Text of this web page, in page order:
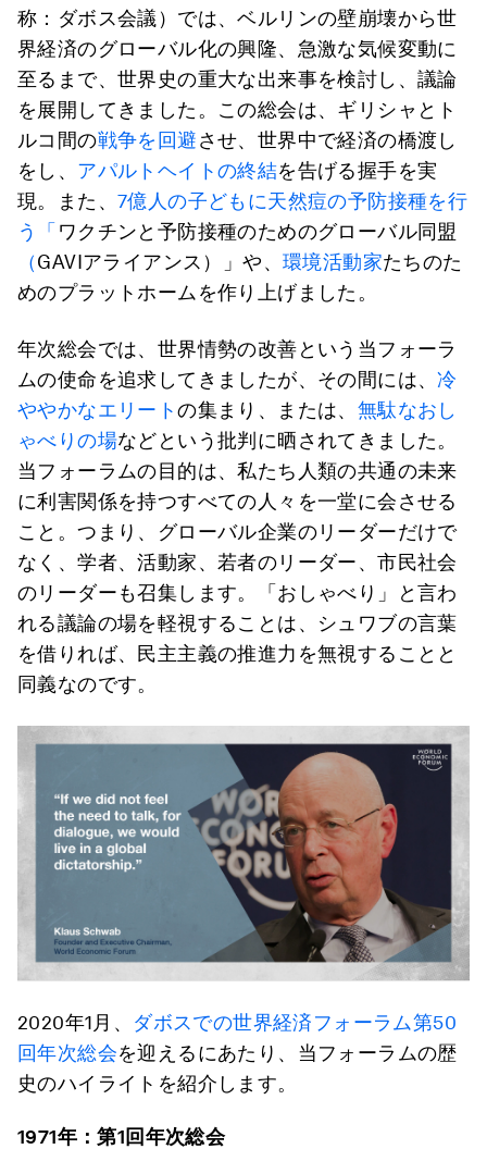
称：ダボス会議）では、ベルリンの壁崩壊から世
界経済のグローバル化の興隆、急激な気候変動に
至るまで、世界史の重大な出来事を検討し、議論
を展開してきました。この総会は、ギリシャとト
ルコ間の戦争を回避させ、世界中で経済の橋渡し
をし、 アパルトヘイトの終結を告げる握手を実
現。また、 7億人の子どもに天然痘の予防接種を行
う
「 ワクチンと予防接種のためのグローバル同盟
（GAVIアライアンス）」や、環境活動家たちのた
めのプラットホームを作り上げました。
年次総会では、世界情勢の改善という当フォーラ
ムの使命を追求してきましたが、その間には、冷
ややかなエリートの集まり、または、 無駄なおし
ゃべりの場などという批判に晒されてきました。
当フォーラムの目的は、私たち人類の共通の未来
に利害関係を持つすべての人々を一堂に会させる
こと。つまり、グローバル企業のリーダーだけで
なく、学者、活動家、若者のリーダー、市民社会
のリーダーも召集します。「おしゃべり」と言わ
れる議論の場を軽視することは、シュワブの言葉
を借りれば、民主主義の推進力を無視することと
同義なのです。
2020年1月、 ダボスでの世界経済フォーラム第50
回年次総会を迎えるにあたり、当フォーラムの歴
史のハイライトを紹介します。
1971年：第1回年次総会